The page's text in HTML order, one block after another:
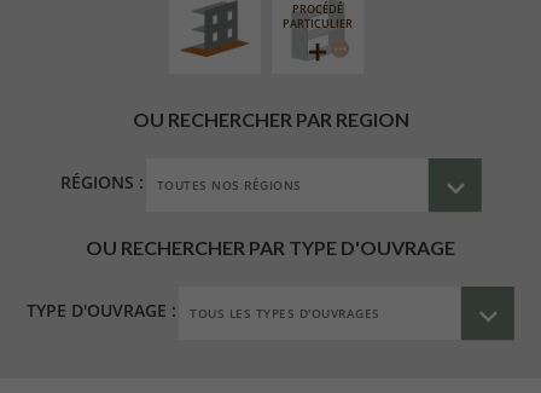
PROCÉDÉ
PARTICULIER
OU RECHERCHER PAR REGION
RÉGIONS :
OU RECHERCHER PAR TYPE D'OUVRAGE
TYPE D'OUVRAGE :